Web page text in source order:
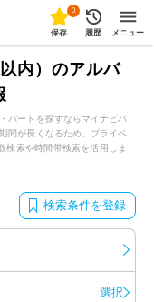
0
保存 履歴 メニュー
内）のアルバ
パートを探すならマイナビバ
間が長くなるため、プライベ
検索や時間帯検索を活用しま
検索条件を登録
選択